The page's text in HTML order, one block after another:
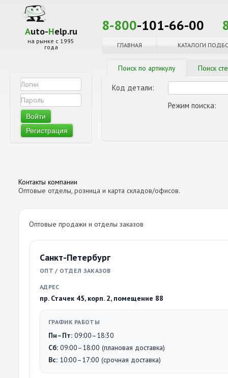
Auto-Help.ru
на рынке с 1995
года
Регистрация
8-800-101-66-00
ГЛАВНАЯ КАТАЛОГИ
Поиск по артикулу Поиск
Код детали:
Режим поиска:
Контакты компании
Оптовые отделы, розница и карта складов/офисов.
Оптовые продажи и отделы заказов
Санкт-Петербург
ОПТ / ОТДЕЛ ЗАКАЗОВ
АДРЕС
пр. Стачек 45, корп. 2, помещение 88
ГРАФИК РАБОТЫ
Пн–Пт: 09:00–18:30
Сб: 09:00–18:00 (плановая доставка)
Вс: 10:00–17:00 (срочная доставка)